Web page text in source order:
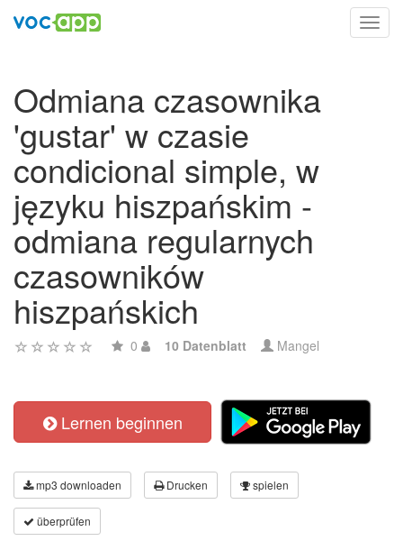
Odmiana czasownika
'gustar' w czasie
condicional simple, w
języku hiszpańskim -
odmiana regularnych
czasowników
hiszpańskich
0 10 Datenblatt Mangel
Lernen beginnen
mp3 downloaden Drucken spielen
überprüfen